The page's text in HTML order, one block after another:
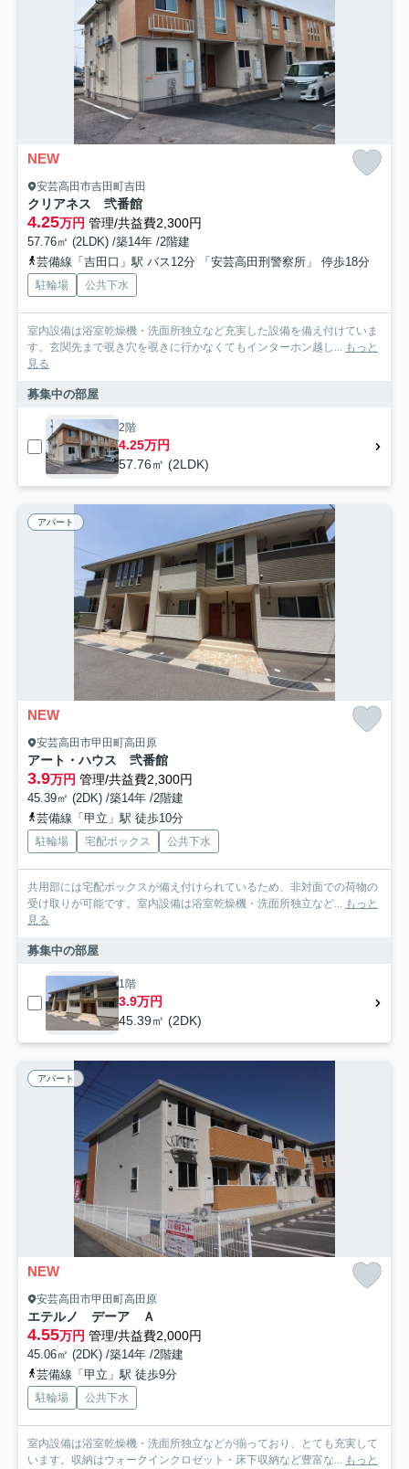
NEW
安芸高田市吉田町吉田
クリアネス 弐番館
4.25万円 管理/共益費2,300円
57.76㎡ (2LDK) /築14年 /2階建
芸備線「吉田口」駅 バス12分 「安芸高田刑警察所」 停歩18分
駐輪場 公共下水
室内設備は浴室乾燥機・洗面所独立など充実した設備を備え付けていま
す。玄関先まで覗き穴を覗きに行かなくてもインターホン越し... もっと
見る
募集中の部屋
2階
4.25万円
57.76㎡ (2LDK)
アパート
NEW
安芸高田市甲田町高田原
アート・ハウス 弐番館
3.9万円 管理/共益費2,300円
45.39㎡ (2DK) /築14年 /2階建
芸備線「甲立」駅 徒歩10分
駐輪場 宅配ボックス 公共下水
共用部には宅配ボックスが備え付けられているため、非対面での荷物の
受け取りが可能です。室内設備は浴室乾燥機・洗面所独立など... もっと
見る
募集中の部屋
1階
3.9万円
45.39㎡ (2DK)
アパート
NEW
安芸高田市甲田町高田原
エテルノ デーア Ａ
4.55万円 管理/共益費2,000円
45.06㎡ (2DK) /築14年 /2階建
芸備線「甲立」駅 徒歩9分
駐輪場 公共下水
室内設備は浴室乾燥機・洗面所独立などが揃っており、とても充実して
います。収納はウォークインクロゼット・床下収納など豊富な... もっと